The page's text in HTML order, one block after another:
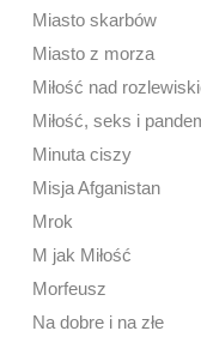
Miasto skarbów
Miasto z morza
Miłość nad
Miłość, seks i
Minuta ciszy
Misja Afganistan
Mrok
M jak Miłość
Morfeusz
Na dobre i na złe